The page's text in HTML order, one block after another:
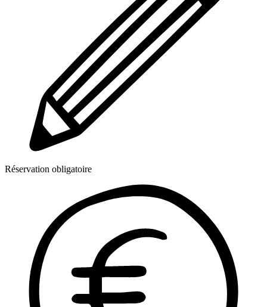
Réservation obligatoire